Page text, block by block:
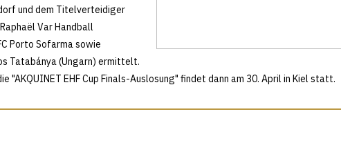
und dem Titelverteidiger
Var Handball
Porto Sofarma sowie
Tatabánya (Ungarn) ermittelt.
"AKQUINET EHF Cup Finals-Auslosung" findet dann am 30. April in Kiel statt.